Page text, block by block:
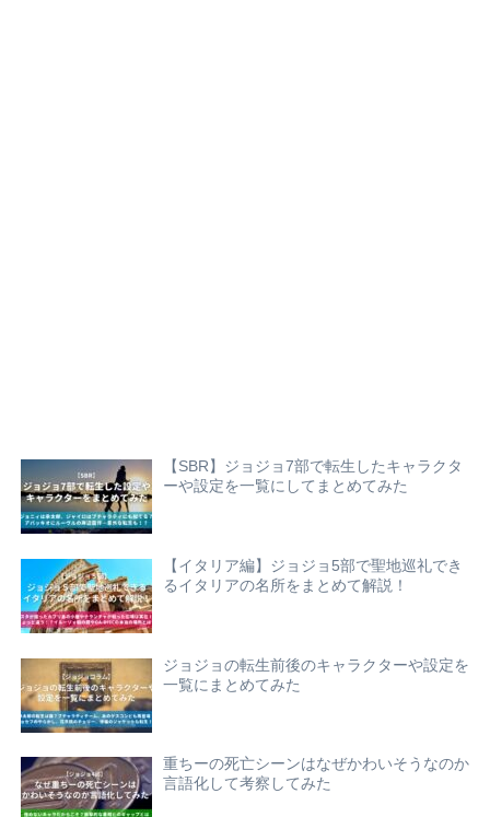
【SBR】ジョジョ7部で転生したキャラクタ
ーや設定を一覧にしてまとめてみた
【イタリア編】ジョジョ5部で聖地巡礼でき
るイタリアの名所をまとめて解説！
ジョジョの転生前後のキャラクターや設定を
一覧にまとめてみた
重ちーの死亡シーンはなぜかわいそうなのか
言語化して考察してみた